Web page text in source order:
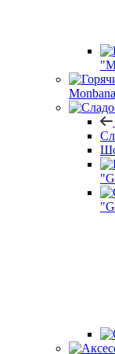
Monbana